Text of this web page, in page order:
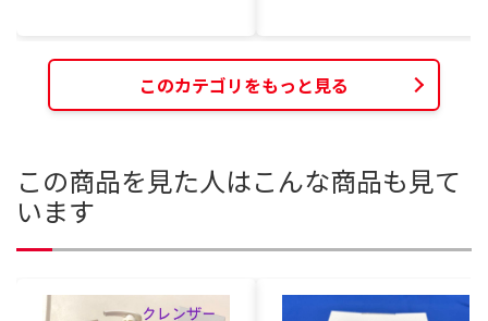
このカテゴリをもっと見る
この商品を見た人はこんな商品も見て
います